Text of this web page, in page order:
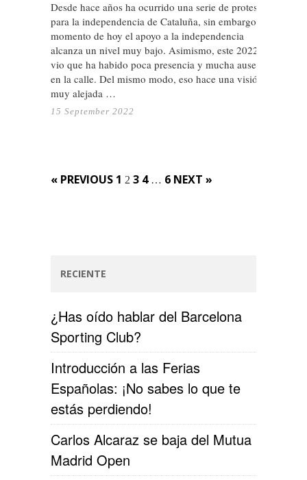
Desde hace años ha ocurrido una serie de protestas
para la independencia de Cataluña, sin embargo, al
momento de hoy el apoyo a la independencia
alcanza un nivel muy bajo. Asimismo, este 2022 se
vio que ha habido poca presencia y mucha ausencia
en la calle. Del mismo modo, eso hace una visión
muy alejada …
15 September 2022
Posts
« PREVIOUS 1 2 3 4 … 6 NEXT »
RECIENTE
¿Has oído hablar del Barcelona
Sporting Club?
Introducción a las Ferias
Españolas: ¡No sabes lo que te
estás perdiendo!
Carlos Alcaraz se baja del Mutua
Madrid Open